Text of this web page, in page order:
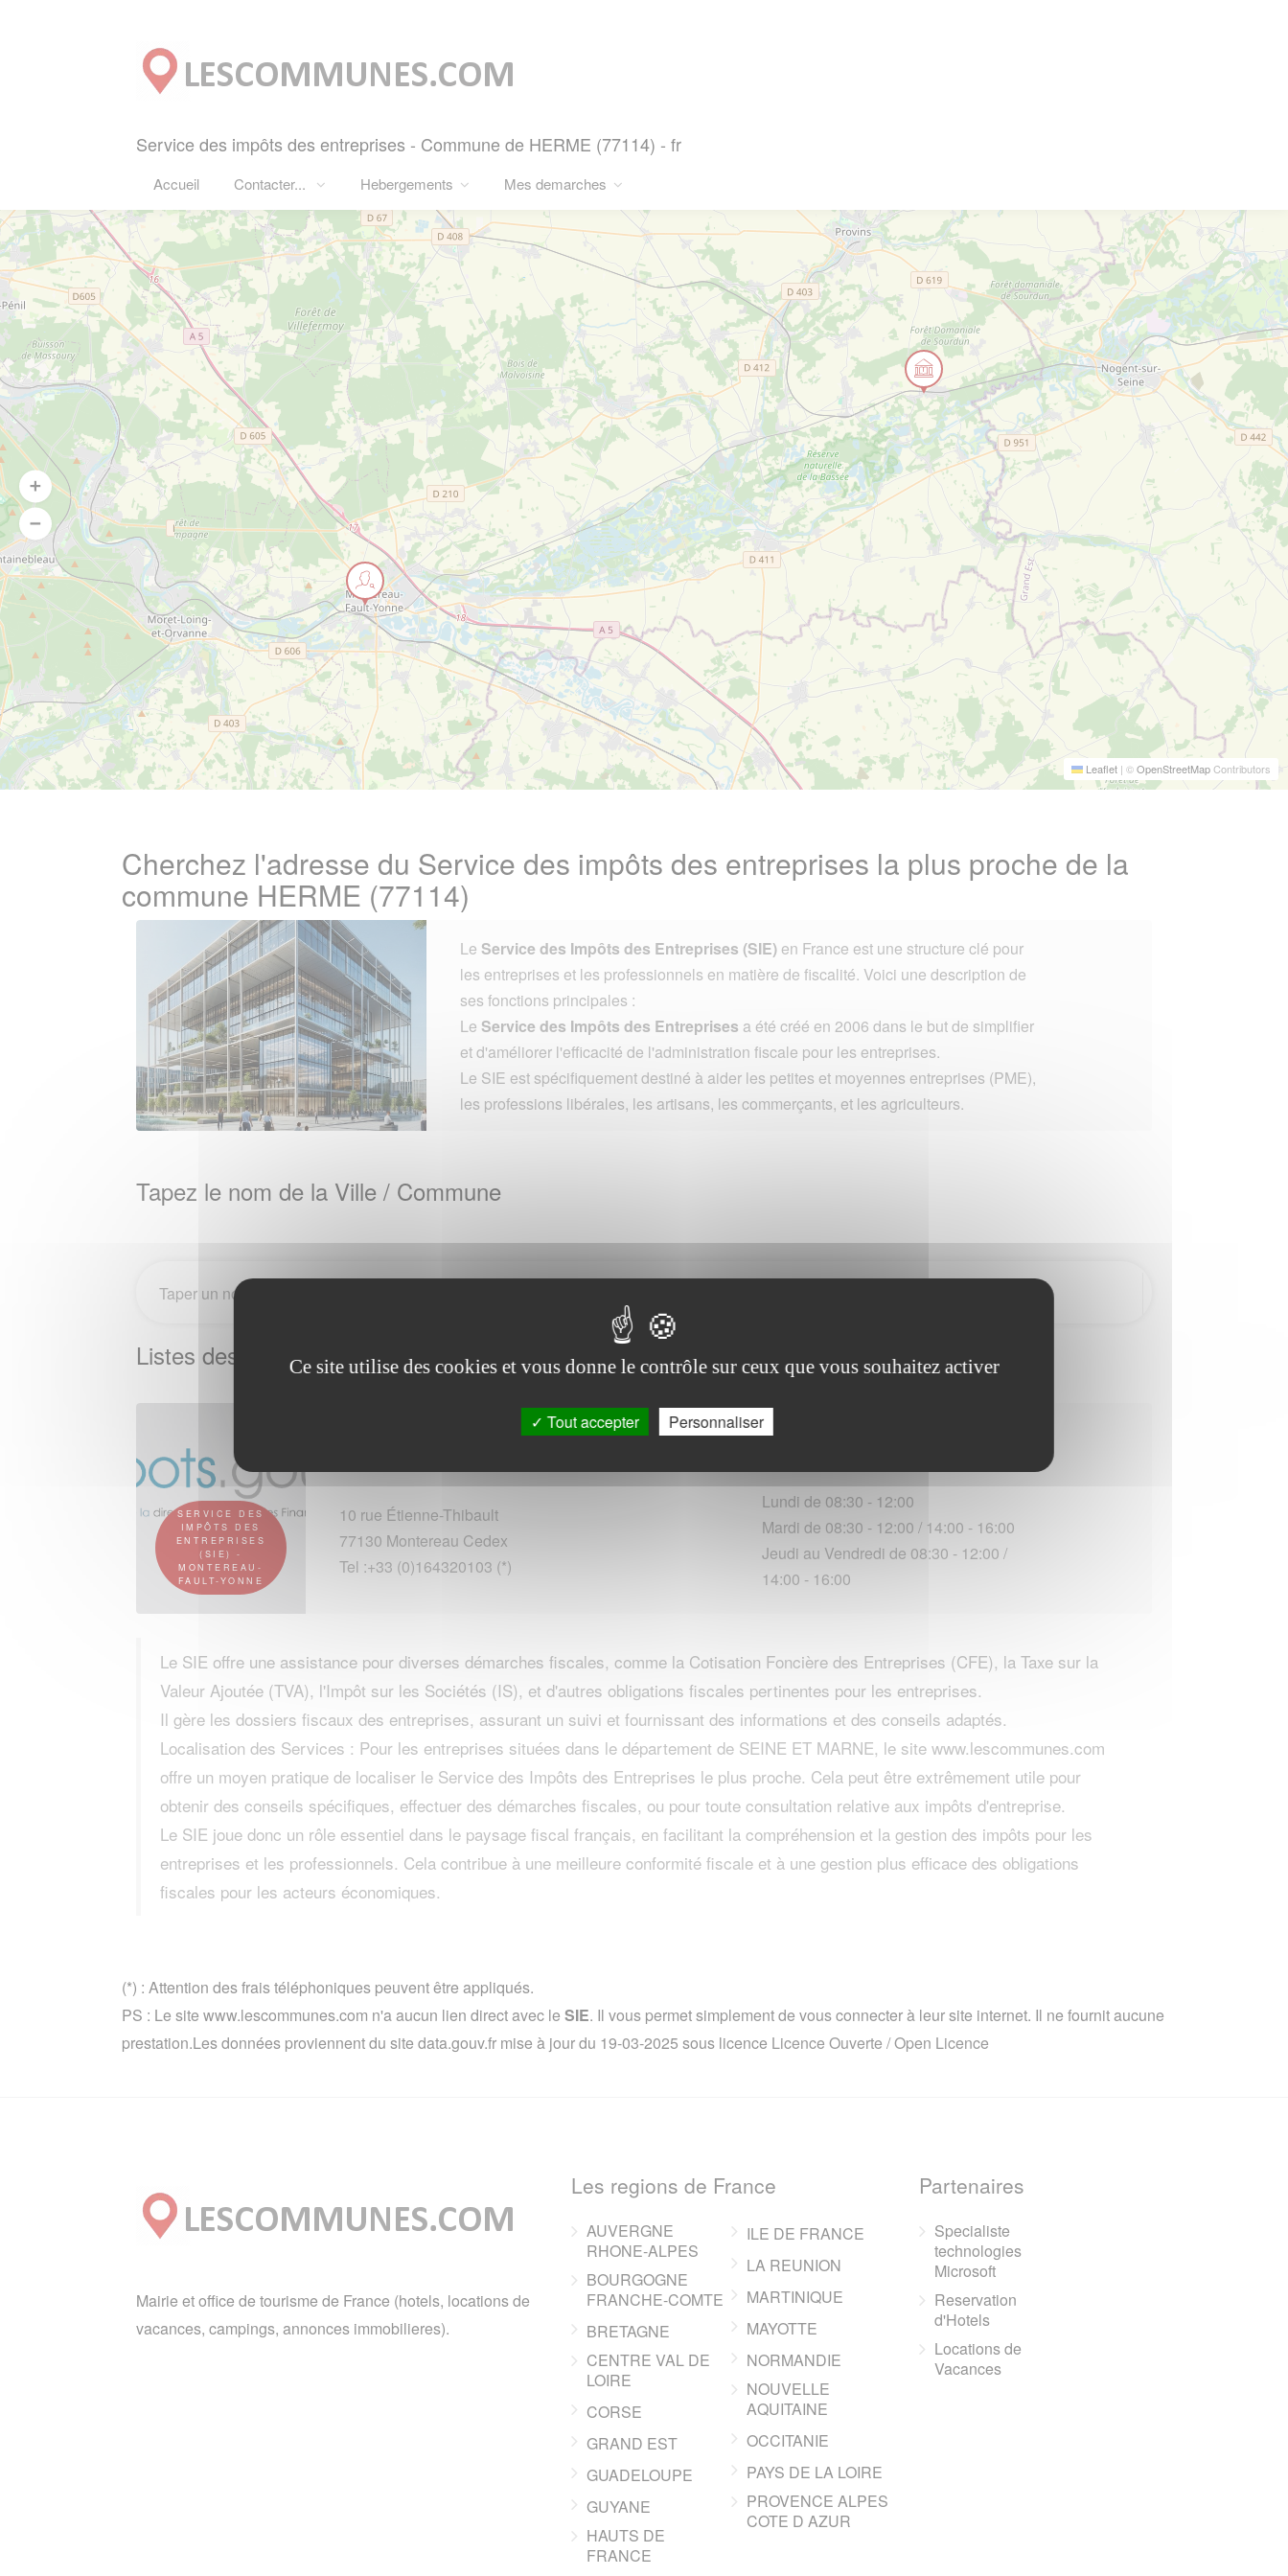
Service des impôts des entreprises - Commune de HERME (77114) - fr
Accueil Contacter... Hebergements Mes demarches
Leaflet | ©OpenStreetMapContributors
Cherchez l'adresse du Service des impôts des entreprises la plus proche de la
commune HERME (77114)
Le Service des Impôts des Entreprises (SIE)en France est une structure clé pour
les entreprises et les professionnels en matière de fiscalité. Voici une description de
ses fonctions principales :
Le Service des Impôts des Entreprises a été créé en 2006 dans le but de simplifier
et d'améliorer l'efficacité de l'administration fiscale pour les entreprises.
Le SIE est spécifiquement destiné à aider les petites et moyennes entreprises (PME),
les professions libérales, les artisans, les commerçants, et les agriculteurs.
Tapez le nom de la Ville / Commune
Listes des Services des impôts des entreprises sur HERME et sa region
SERVICE DES
IMPÔTS DES
ENTREPRISES
(SIE) -
MONTEREAU-
FAULT-YONNE
10 rue Étienne-Thibault
77130 Montereau Cedex
Tel :+33 (0)164320103 (*)
Horaires d'ouverture :
Lundi de 08:30 - 12:00
Mardi de 08:30 - 12:00 / 14:00 - 16:00
Jeudi au Vendredi de 08:30 - 12:00 /
14:00 - 16:00
Le SIE offre une assistance pour diverses démarches fiscales, comme la Cotisation Foncière des Entreprises (CFE), la Taxe sur la
Valeur Ajoutée (TVA), l'Impôt sur les Sociétés (IS), et d'autres obligations fiscales pertinentes pour les entreprises.
Il gère les dossiers fiscaux des entreprises, assurant un suivi et fournissant des informations et des conseils adaptés.
Localisation des Services : Pour les entreprises situées dans le département de SEINE ET MARNE, le site www.lescommunes.com
offre un moyen pratique de localiser le Service des Impôts des Entreprises le plus proche. Cela peut être extrêmement utile pour
obtenir des conseils spécifiques, effectuer des démarches fiscales, ou pour toute consultation relative aux impôts d'entreprise.
Le SIE joue donc un rôle essentiel dans le paysage fiscal français, en facilitant la compréhension et la gestion des impôts pour les
entreprises et les professionnels. Cela contribue à une meilleure conformité fiscale et à une gestion plus efficace des obligations
fiscales pour les acteurs économiques.
(*) : Attention des frais téléphoniques peuvent être appliqués.
PS : Le site www.lescommunes.com n'a aucun lien direct avec le SIE. Il vous permet simplement de vous connecter à leur site internet. Il ne fournit aucune
prestation.Les données proviennent du site data.gouv.fr mise à jour du 19-03-2025 sous licence Licence Ouverte / Open Licence
Mairie et office de tourisme de France (hotels, locations de
vacances, campings, annonces immobilieres).
Les regions de France
AUVERGNE
RHONE-ALPES
BOURGOGNE
FRANCHE-COMTE
BRETAGNE
CENTRE VAL DE
LOIRE
CORSE
GRAND EST
GUADELOUPE
GUYANE
HAUTS DE
FRANCE
ILE DE FRANCE
LA REUNION
MARTINIQUE
MAYOTTE
NORMANDIE
NOUVELLE
AQUITAINE
OCCITANIE
PAYS DE LA LOIRE
PROVENCE ALPES
COTE D AZUR
Partenaires
Specialiste
technologies
Microsoft
Reservation
d'Hotels
Locations de
Vacances
Ce site utilise des cookies et vous donne le contrôle sur ceux que vous souhaitez activer
Tout accepter Personnaliser